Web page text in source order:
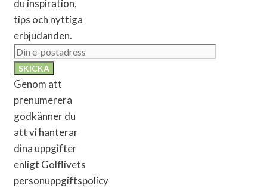
du inspiration,
tips och nyttiga
erbjudanden.
Genom att
prenumerera
godkänner du
att vi hanterar
dina uppgifter
enligt Golflivets
personuppgiftspolicy